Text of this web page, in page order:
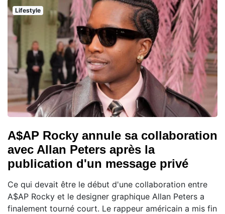
Lifestyle
A$AP Rocky annule sa collaboration
avec Allan Peters après la
publication d'un message privé
Ce qui devait être le début d'une collaboration entre
A$AP Rocky et le designer graphique Allan Peters a
finalement tourné court. Le rappeur américain a mis fin